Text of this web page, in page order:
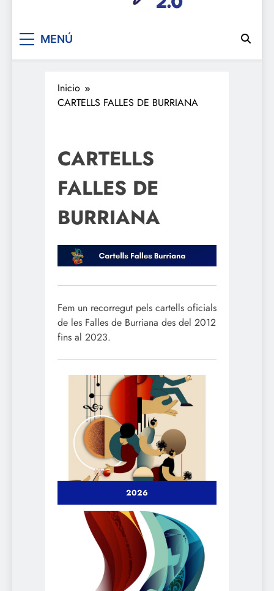
De festa en festa 2.0
MENÚ
Inicio
CARTELLS FALLES DE BURRIANA
CARTELLS
FALLES DE
BURRIANA
Fem un recorregut pels cartells oficials
de les Falles de Burriana des del 2012
fins al 2023.
2026